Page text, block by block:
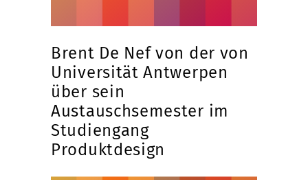
Brent De Nef von der von
Universität Antwerpen
über sein
Austauschsemester im
Studiengang
Produktdesign